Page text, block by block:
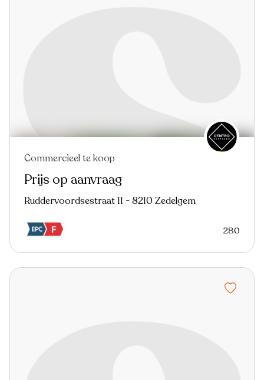
Commercieel te koop
Prijs op aanvraag
Ruddervoordsestraat 11 - 8210 Zedelgem
280